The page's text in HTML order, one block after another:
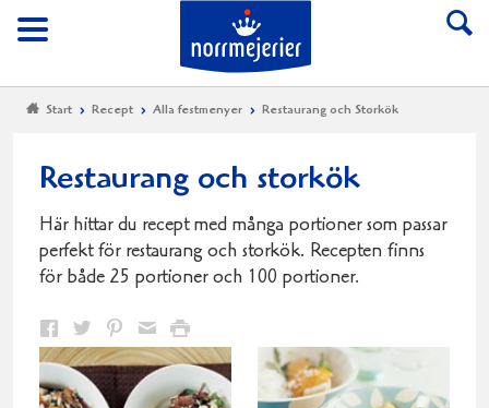
Meny
Till Norrmejerier
Start Recept Alla festmenyer Restaurang och Storkök
Restaurang och storkök
Här hittar du recept med många portioner som passar
perfekt för restaurang och storkök. Recepten finns
för både 25 portioner och 100 portioner.
Dela
på
Facebook
Dela
på
Twitter
Dela
på
Pinterest
Dela
via
e-
Skriv
ut